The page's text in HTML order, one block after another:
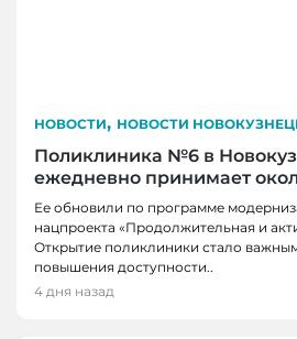
НОВОСТИ, НОВОСТИ
Поликлиника №6 в
ежедневно принимает
Ее обновили по программе
нацпроекта «Продолжительная и
Открытие поликлиники стало
повышения доступности..
4 дня назад